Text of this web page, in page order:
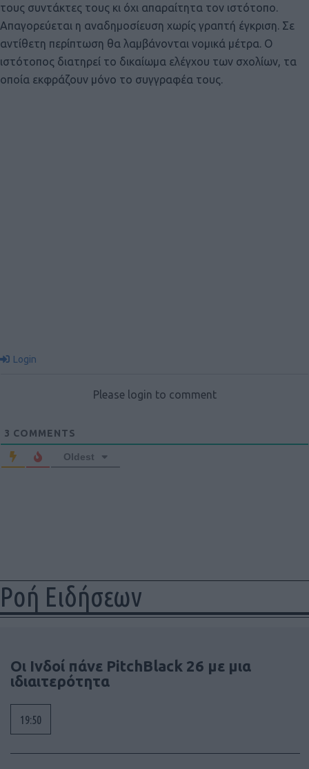
Ροή Ειδήσεων
Οι Ινδοί πάνε PitchBlack 26 με μια
ιδιαιτερότητα
19:50
τους συντάκτες τους κι όχι απαραίτητα τον ιστότοπο.
Απαγορεύεται η αναδημοσίευση χωρίς γραπτή έγκριση. Σε
αντίθετη περίπτωση θα λαμβάνονται νομικά μέτρα. Ο
ιστότοπος διατηρεί το δικαίωμα ελέγχου των σχολίων, τα
οποία εκφράζουν μόνο το συγγραφέα τους.
Login
Please login to comment
3 COMMENTS
Oldest